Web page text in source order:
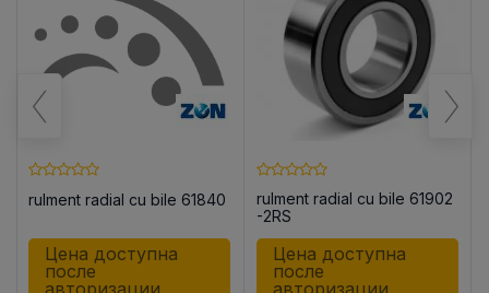
rulment radial cu bile 61840
Цена доступна
после
rulment radial cu bile 61902
-2RS
Цена доступна
после